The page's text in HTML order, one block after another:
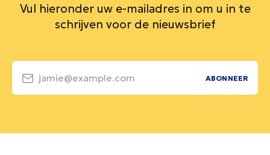
Vul hieronder uw e-mailadres in om u in te
schrijven voor de nieuwsbrief
jamie@example.com ABONNEER